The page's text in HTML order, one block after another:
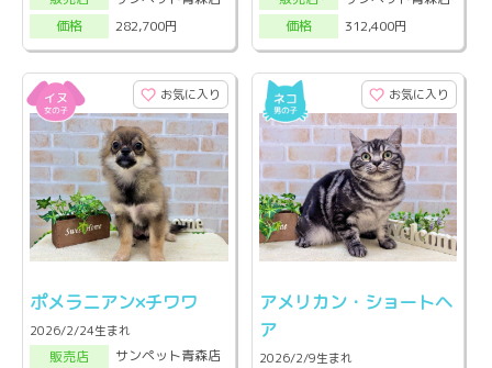
価格
282,700円
価格
312,400円
お気に入り
ポメラニアン×チワワ
2026/2/24生まれ
販売店
サンペット青森店
お気に入り
アメリカン・ショートヘ
ア
2026/2/9生まれ